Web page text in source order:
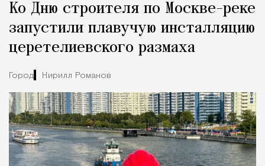
Город
Ко Дню строителя по Москве-реке
запустили плавучую инсталляцию
церетелиевского размаха
Город Кирилл Романов